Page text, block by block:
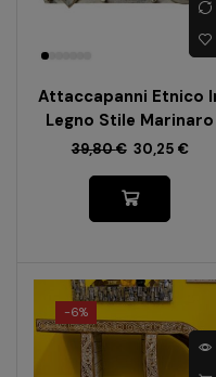
Attaccapanni Etnico
Legno Stile Marinaro
39,80€ 30,25 €
-6%